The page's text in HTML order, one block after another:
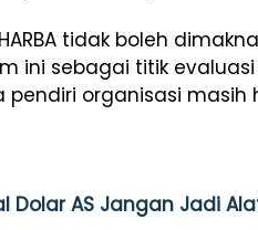
tidak boleh
ini sebagai titik
pendiri organisasi
Dolar AS Jangan Jadi